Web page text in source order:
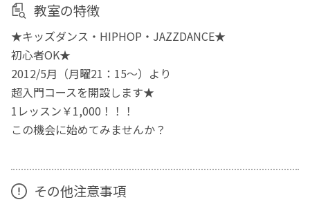
教室の特徴
★キッズダンス・HIPHOP・JAZZDANCE★
初心者OK★
2012/5月（月曜21：15〜）より
超入門コースを開設します★
1レッスン￥1,000！！！
この機会に始めてみませんか？
その他注意事項